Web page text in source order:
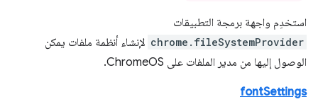
استخدِم واجهة برمجة التطبيقات
chrome.fileSystemProvider لإنشاء أنظمة ملفات يمكن
الوصول إليها من مدير الملفات على ChromeOS.
fontSettings